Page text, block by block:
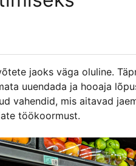
jaoks väga oluline.
uuendada ja hooaja
vahendid, mis aitavad
töökoormust.